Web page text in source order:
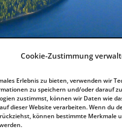
Cookie-Zustimmung
Erlebnis zu bieten, verwenden wir
zu speichern und/oder darauf
zustimmst, können wir Daten wie
dieser Website verarbeiten. Wenn du
können bestimmte Merkmale